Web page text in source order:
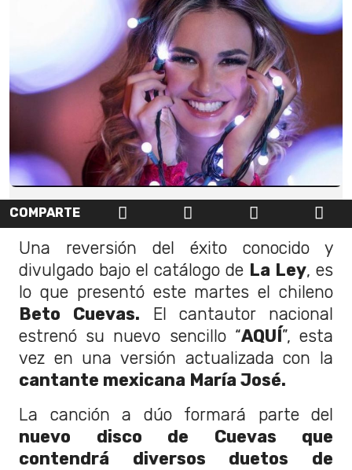
COMPARTE
Una reversión del éxito conocido y
divulgado bajo el catálogo de La Ley, es
lo que presentó este martes el chileno
Beto Cuevas. El cantautor nacional
estrenó su nuevo sencillo “AQUÍ ”, esta
vez en una versión actualizada con la
cantante mexicana María José.
La canción a dúo formará parte del
nuevo disco de Cuevas que
contendrá diversos duetos de